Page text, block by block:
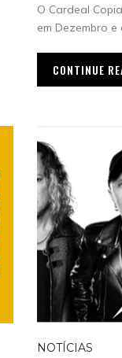
O Cardeal
em Dezembro
CONTINUE
NOTÍCIAS